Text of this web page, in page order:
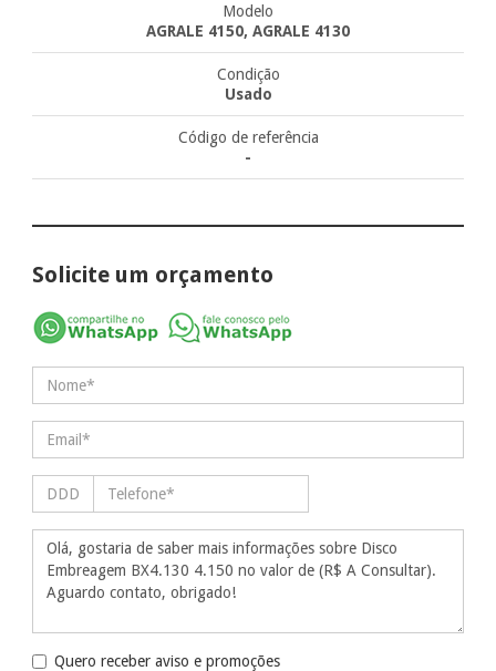
Modelo
AGRALE 4150, AGRALE 4130
Condição
Usado
Código de referência
-
Solicite um orçamento
Quero receber aviso e promoções